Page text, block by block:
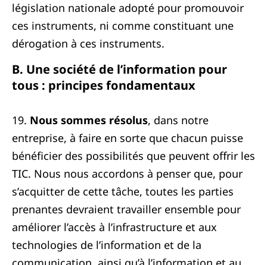
législation nationale adopté pour promouvoir
ces instruments, ni comme constituant une
dérogation à ces instruments.
B. Une société de l’information pour
tous : principes fondamentaux
19. Nous sommes résolus, dans notre
entreprise, à faire en sorte que chacun puisse
bénéficier des possibilités que peuvent offrir les
TIC. Nous nous accordons à penser que, pour
s’acquitter de cette tâche, toutes les parties
prenantes devraient travailler ensemble pour
améliorer l’accès à l’infrastructure et aux
technologies de l’information et de la